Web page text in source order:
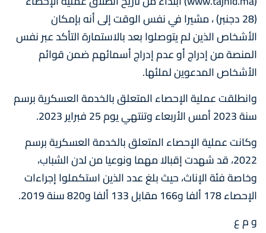
(28 دجنبر) ، مشيرا في نفس الوقت إلى أنه بإمكان
الأشخاص الذين لم يتوصلوا بعد بالاستمارة التأكد عبر نفس
المنصة من إدراج أو عدم إدراج أسمائهم ضمن قوائم
الأشخاص المدعوين لملئها.
وانطلقت عملية الإحصاء المتعلق بالخدمة العسكرية برسم
سنة 2023 أمس الأربعاء وتنتهي يوم 25 فبراير 2023.
وكانت عملية الإحصاء المتعلق بالخدمة العسكرية برسم
2022، قد شهدت إقبالا مهما ونوعيا من لدن الشباب،
وخاصة فئة الإناث، حيث بلغ عدد الذين استكملوا إجراءات
الإحصاء 178 ألفا و166 مقابل 133 ألفا و820 سنة 2019.
و م ع